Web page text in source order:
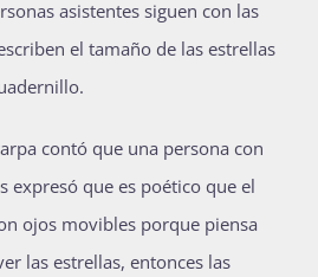
asistentes siguen con las
el tamaño de las estrellas
contó que una persona con
expresó que es poético que el
ojos movibles porque piensa
las estrellas, entonces las